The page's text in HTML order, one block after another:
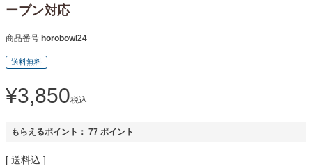
ーブン対応
商品番号 horobowl24
送料無料
¥3,850税込
もらえるポイント： 77 ポイント
送料込